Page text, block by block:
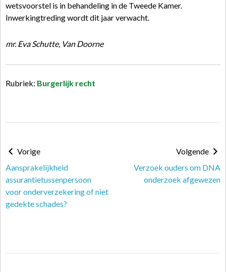
wetsvoorstel is in behandeling in de Tweede Kamer.
Inwerkingtreding wordt dit jaar verwacht.
mr. Eva Schutte, Van Doorne
Rubriek: Burgerlijk recht
Vorige
Aansprakelijkheid
assurantietussenpersoon
voor onderverzekering of niet
gedekte schades?
Volgende
Verzoek ouders om DNA
onderzoek afgewezen